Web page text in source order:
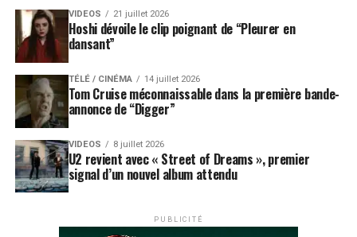
VIDEOS 21 juillet 2026
Hoshi dévoile le clip poignant de “Pleurer en
dansant”
TÉLÉ / CINÉMA 14 juillet 2026
Tom Cruise méconnaissable dans la première bande-
annonce de “Digger”
VIDEOS 8 juillet 2026
U2 revient avec « Street of Dreams », premier
signal d’un nouvel album attendu
PUBLICITÉ